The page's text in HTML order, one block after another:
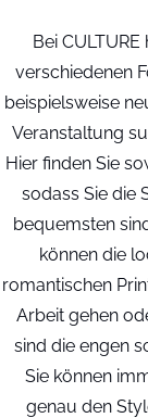
Bei
verschiedenen
beispielsweise
Veranstaltung
Hier finden Sie
sodass Sie die
bequemsten
können die
romantischen
Arbeit gehen
sind die engen
Sie können
genau den